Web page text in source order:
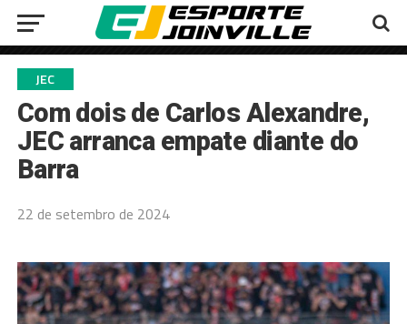
JEC
Com dois de Carlos Alexandre,
JEC arranca empate diante do
Barra
22 de setembro de 2024